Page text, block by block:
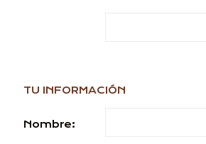
TU INFORMACIÓN
Nombre: